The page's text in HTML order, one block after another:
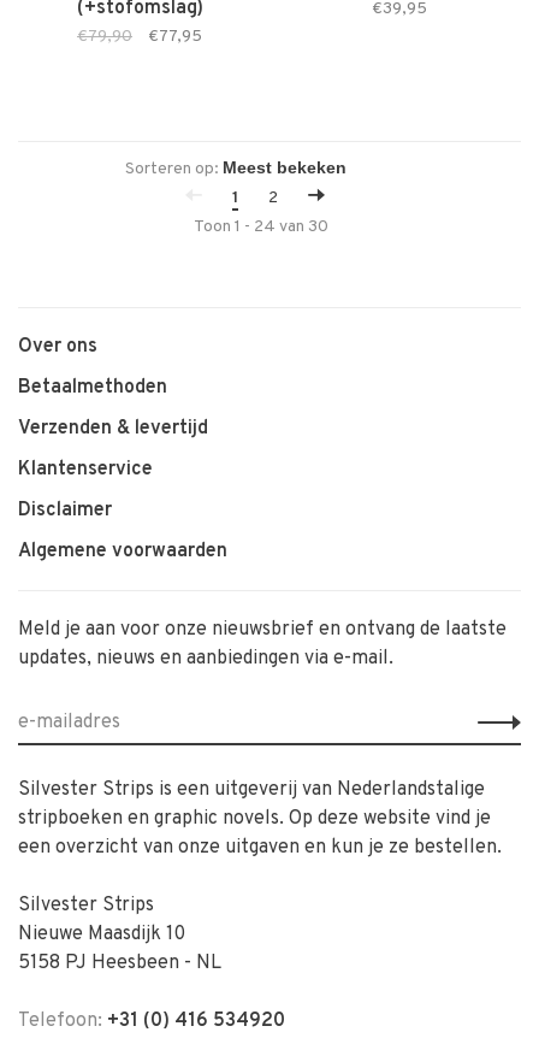
(+stofomslag)
€79,90 €77,95
€39,95
Sorteren op:
1
2
Toon 1 - 24 van 30
Over ons
Betaalmethoden
Verzenden & levertijd
Klantenservice
Disclaimer
Algemene voorwaarden
Meld je aan voor onze nieuwsbrief en ontvang de laatste
updates, nieuws en aanbiedingen via e-mail.
Silvester Strips is een uitgeverij van Nederlandstalige
stripboeken en graphic novels. Op deze website vind je
een overzicht van onze uitgaven en kun je ze bestellen.
Silvester Strips
Nieuwe Maasdijk 10
5158 PJ Heesbeen - NL
Telefoon: +31 (0) 416 534920